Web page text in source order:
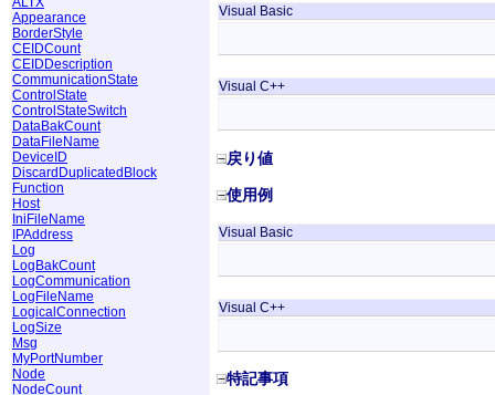
Appearance
BorderStyle
CEIDCount
CEIDDescription
CommunicationState
ControlState
ControlStateSwitch
DataBakCount
DataFileName
DeviceID
DiscardDuplicatedBlock
Function
Host
IniFileName
IPAddress
Log
LogBakCount
LogCommunication
LogFileName
LogicalConnection
LogSize
Msg
MyPortNumber
Node
NodeCount
Visual Basic
Visual C++
戻り値
使用例
Visual Basic
Visual C++
特記事項